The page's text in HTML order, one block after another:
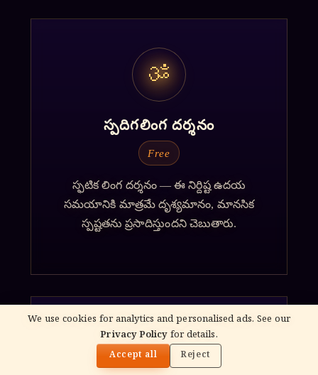
We use cookies for analytics and personalised ads. See our
Privacy Policyfor details.
Accept all Reject
ॐ
స్పదిగలింగ దర్శనం
Free
స్ఫటిక లింగ దర్శనం — ఈ నిర్దిష్ట ఉదయ
సమయానికి మాత్రమే దృశ్యమానం, మానసిక
స్పష్టతను ప్రసాదిస్తుందని చెబుతారు.
ॐ